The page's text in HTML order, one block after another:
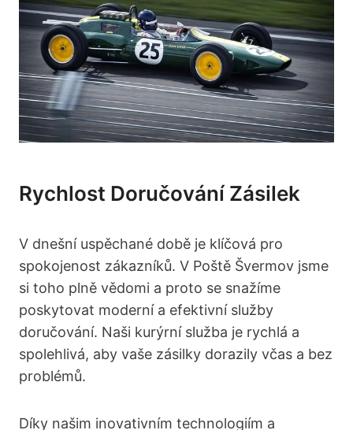
Rychlost Doručování Zásilek
V dnešní uspěchané době je klíčová pro
spokojenost zákazníků. V Poště Švermov jsme
si toho plně vědomi a proto se snažíme
poskytovat moderní a efektivní služby
doručování. Naši kurýrní služba je rychlá a
spolehlivá, aby vaše zásilky dorazily včas a bez
problémů.
Díky našim inovativním technologiím a